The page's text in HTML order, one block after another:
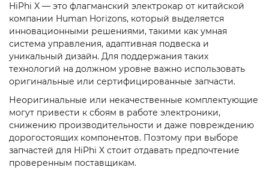
HiPhi X — это флагманский электрокар от китайской
компании Human Horizons, который выделяется
инновационными решениями, такими как умная
система управления, адаптивная подвеска и
уникальный дизайн. Для поддержания таких
технологий на должном уровне важно использовать
оригинальные или сертифицированные запчасти.
Неоригинальные или некачественные комплектующие
могут привести к сбоям в работе электроники,
снижению производительности и даже повреждению
дорогостоящих компонентов. Поэтому при выборе
запчастей для HiPhi X стоит отдавать предпочтение
проверенным поставщикам.